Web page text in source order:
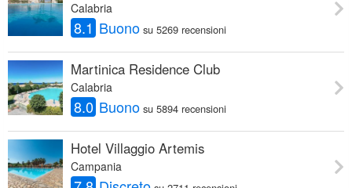
Calabria
8.1 Buono su 5269 recensioni
Martinica Residence Club
Calabria
8.0 Buono su 5894 recensioni
Hotel Villaggio Artemis
Campania